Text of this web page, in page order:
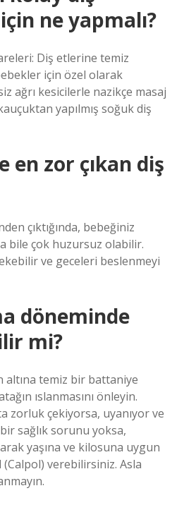
ne yapmalı?
Diş etlerine temiz
için özel olarak
ağrı kesicilerle nazikçe masaj
yapılmış soğuk diş
en zor çıkan diş
çıktığında, bebeğiniz
bile çok huzursuz olabilir.
ve geceleri beslenmeyi
döneminde
mi?
altına temiz bir battaniye
ıslanmasını önleyin.
zorluk çekiyorsa, uyanıyor ve
sağlık sorunu yoksa,
yaşına ve kilosuna uygun
verebilirsiniz. Asla